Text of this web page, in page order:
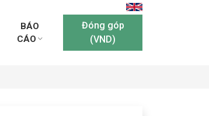
BÁO
CÁO
Đóng góp
(VND)